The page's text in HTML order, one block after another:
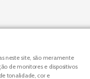
neste site, são meramente
de monitores e dispositivos
tonalidade, cor e